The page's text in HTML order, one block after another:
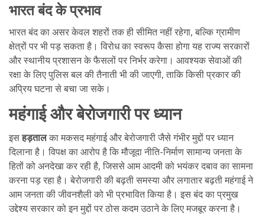
भारत बंद के प्रभाव
भारत बंद का असर केवल शहरों तक ही सीमित नहीं रहेगा, बल्कि ग्रामीण
क्षेत्रों पर भी पड़ सकता है। विरोध का स्वरूप कैसा होगा यह राज्य सरकारों
और स्थानीय प्रशासन के फैसलों पर निर्भर करेगा। आवश्यक सेवाओं की
रक्षा के लिए पुलिस बल की तैनाती भी की जाएगी, ताकि किसी प्रकार की
अप्रिय घटना से बचा जा सके।
महंगाई और बेरोजगारी पर ध्यान
इसहड़तालका मकसद महंगाई और बेरोजगारी जैसे गंभीर मुद्दों पर ध्यान
दिलाना है। विपक्ष का आरोप है कि मौजूदा नीति-निर्माण सामान्य जनता के
हितों को अनदेखा कर रही है, जिससे आम आदमी को भयंकर दबाव का सामना
करना पड़ रहा है। बेरोजगारी की बढ़ती समस्या और लगातार बढ़ती महंगाई ने
आम जनता की जीवनशैली को भी प्रभावित किया है। इस बंद का प्रमुख
उद्देश्य सरकार को इन मुद्दों पर ठोस कदम उठाने के लिए मजबूर करना है।